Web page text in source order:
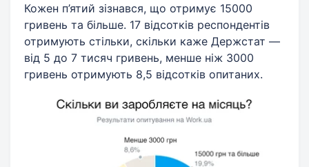
Кожен п’ятий зізнався, що отримує 15000
гривень та більше. 17 відсотків респондентів
отримують стільки, скільки каже Держстат —
від 5 до 7 тисяч гривень, менше ніж 3000
гривень отримують 8,5 відсотків опитаних.